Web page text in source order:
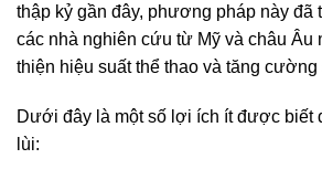
thập kỷ gần đây, phương pháp này đã
các nhà nghiên cứu từ Mỹ và châu Âu
thiện hiệu suất thể thao và tăng
Dưới đây là một số lợi ích ít được biết
lùi: